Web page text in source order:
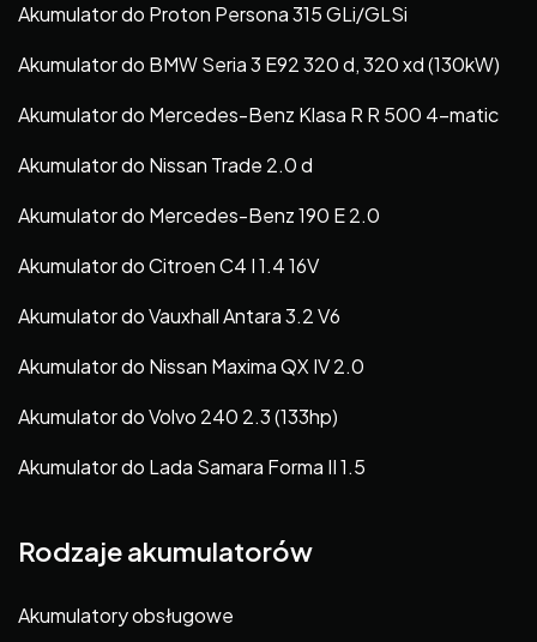
Akumulator do Proton Persona 315 GLi/GLSi
Akumulator do BMW Seria 3 E92 320 d, 320 xd (130kW)
Akumulator do Mercedes-Benz Klasa R R 500 4-matic
Akumulator do Nissan Trade 2.0 d
Akumulator do Mercedes-Benz 190 E 2.0
Akumulator do Citroen C4 I 1.4 16V
Akumulator do Vauxhall Antara 3.2 V6
Akumulator do Nissan Maxima QX IV 2.0
Akumulator do Volvo 240 2.3 (133hp)
Akumulator do Lada Samara Forma II 1.5
Rodzaje akumulatorów
Akumulatory obsługowe